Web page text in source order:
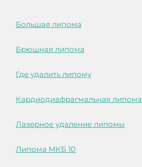
Большая липома
Брюшная липома
Где удалить липому
Кардиодиафрагмальная липома
Лазерное удаление липомы
Липома МКБ 10